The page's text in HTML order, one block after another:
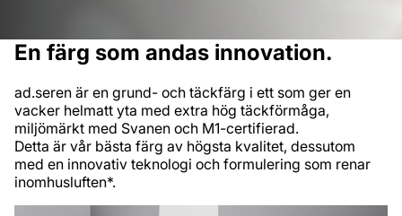
En färg som andas innovation.
ad.seren är en grund- och täckfärg i ett som ger en
vacker helmatt yta med extra hög täckförmåga,
miljömärkt med Svanen och M1-certifierad.
Detta är vår bästa färg av högsta kvalitet, dessutom
med en innovativ teknologi och formulering som renar
inomhusluften*.